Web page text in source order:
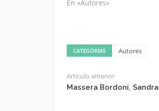
En «Autores»
CATEGORÍAS Autores
Artículo anterior
Massera Bordoni, Sandra